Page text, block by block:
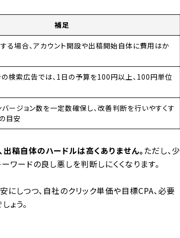
補足
る場合、アカウント開設や出稿開始自体に費用はか
検索広告では、1日の予算を100円以上、100円単位
バージョン数を一定数確保し、改善判断を行いやすくす
目安
稿自体のハードルは高くありません。 ただし、少
ードの良し悪しを判断しにくくなります。
しつつ、自社のクリック単価や目標CPA、必要
ょう。